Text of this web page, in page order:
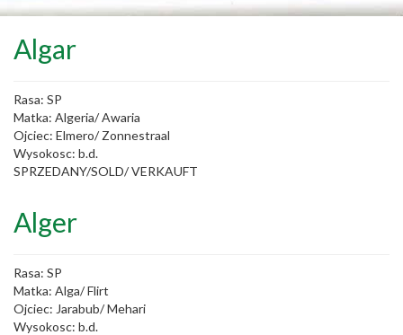
Algar
Rasa: SP
Matka: Algeria/ Awaria
Ojciec: Elmero/ Zonnestraal
Wysokosc: b.d.
SPRZEDANY/SOLD/ VERKAUFT
Alger
Rasa: SP
Matka: Alga/ Flirt
Ojciec: Jarabub/ Mehari
Wysokosc: b.d.